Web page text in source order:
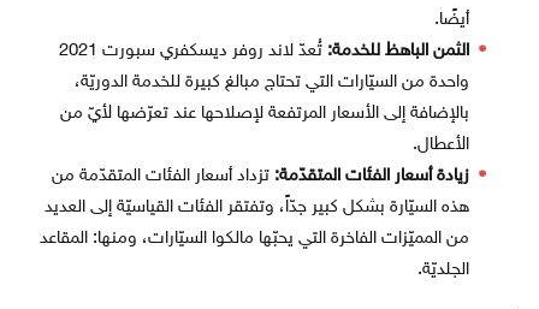
أيضًا.
الثمن الباهظ للخدمة:
تُعدّ لاند روفر ديسكفري سبورت 2021
واحدة من السيّارات التي تحتاج مبالغ كبيرة للخدمة الدوريّة،
بالإضافة إلى الأسعار المرتفعة لإصلاحها عند تعرّضها لأيّ من
الأعطال.
زيادة أسعار الفئات المتقدّمة: تزداد أسعار الفئات المتقدّمة من
هذه السيّارة بشكل كبير جدّاً، وتفتقر الفئات القياسيّة إلى العديد
من المميّزات الفاخرة التي يحبّها مالكوا السيّارات، ومنها: المقاعد
الجلديّة.